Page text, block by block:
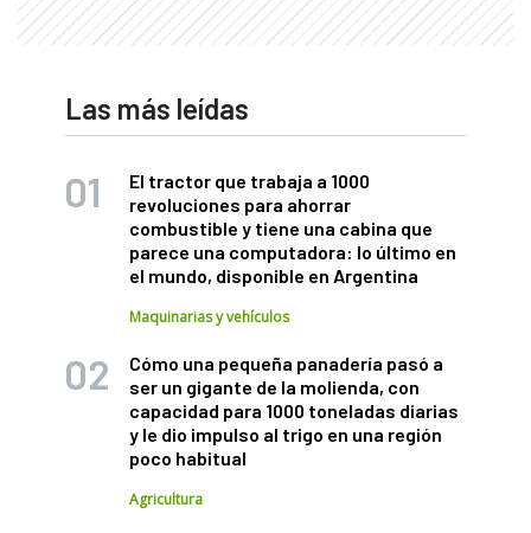
Las más leídas
El tractor que trabaja a 1000
revoluciones para ahorrar
combustible y tiene una cabina que
parece una computadora: lo último en
el mundo, disponible en Argentina
Maquinarias y vehículos
Cómo una pequeña panadería pasó a
ser un gigante de la molienda, con
capacidad para 1000 toneladas diarias
y le dio impulso al trigo en una región
poco habitual
Agricultura